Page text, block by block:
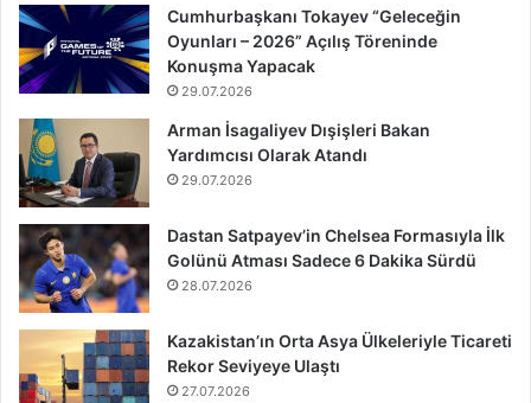
Cumhurbaşkanı Tokayev “Geleceğin
Oyunları – 2026” Açılış Töreninde
Konuşma Yapacak
29.07.2026
Arman İsagaliyev Dışişleri Bakan
Yardımcısı Olarak Atandı
29.07.2026
Dastan Satpayev’in Chelsea Formasıyla İlk
Golünü Atması Sadece 6 Dakika Sürdü
28.07.2026
Kazakistan’ın Orta Asya Ülkeleriyle Ticareti
Rekor Seviyeye Ulaştı
27.07.2026